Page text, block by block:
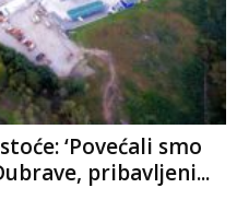
‘Povećali smo
pribavljeni...